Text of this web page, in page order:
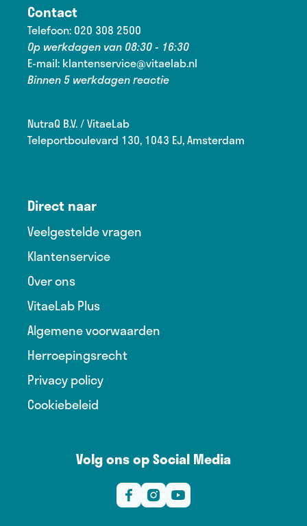
Contact
Telefoon: 020 308 2500
Op werkdagen van 08:30 - 16:30
E-mail: klantenservice@vitaelab.nl
Binnen 5 werkdagen reactie
NutraQ B.V. / VitaeLab
Teleportboulevard 130, 1043 EJ, Amsterdam
Direct naar
Veelgestelde vragen
Klantenservice
Over ons
VitaeLab Plus
Algemene voorwaarden
Herroepingsrecht
Privacy policy
Cookiebeleid
Volg ons op Social Media